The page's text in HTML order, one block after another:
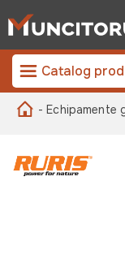
Catalog
- Echipamente